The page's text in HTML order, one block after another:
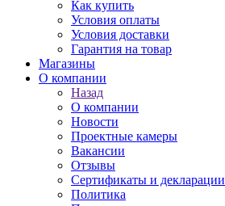
Как купить
Условия оплаты
Условия доставки
Гарантия на товар
Магазины
О компании
Назад
О компании
Новости
Проектные камеры
Вакансии
Отзывы
Сертификаты и декларации
Политика